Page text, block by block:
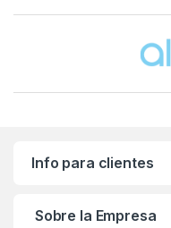
Brands Carousel
Info para clientes
Sobre la Empresa